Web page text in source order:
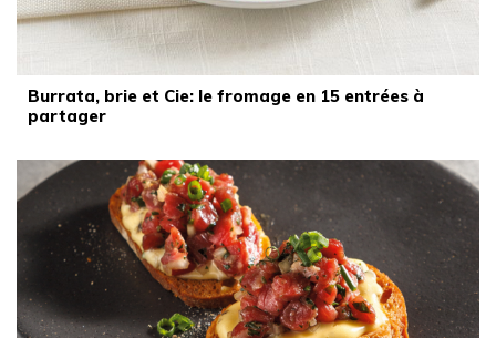
Burrata, brie et Cie: le fromage en 15 entrées à
partager